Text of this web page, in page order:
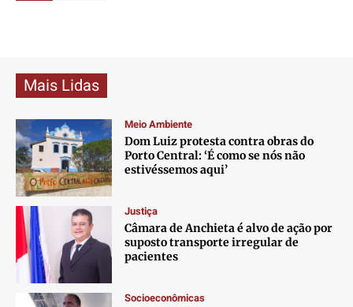
Mais Lidas
Meio Ambiente
Dom Luiz protesta contra obras do
Porto Central: ‘É como se nós não
estivéssemos aqui’
Justiça
Câmara de Anchieta é alvo de ação por
suposto transporte irregular de
pacientes
Socioeconômicas